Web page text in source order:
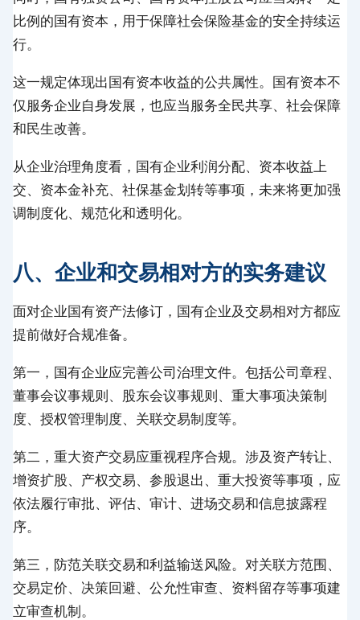
比例的国有资本，用于保障社会保险基金的安全持续运
行。
这一规定体现出国有资本收益的公共属性。国有资本不
仅服务企业自身发展，也应当服务全民共享、社会保障
和民生改善。
从企业治理角度看，国有企业利润分配、资本收益上
交、资本金补充、社保基金划转等事项，未来将更加强
调制度化、规范化和透明化。
八、企业和交易相对方的实务建议
面对企业国有资产法修订，国有企业及交易相对方都应
提前做好合规准备。
第一，国有企业应完善公司治理文件。包括公司章程、
董事会议事规则、股东会议事规则、重大事项决策制
度、授权管理制度、关联交易制度等。
第二，重大资产交易应重视程序合规。涉及资产转让、
增资扩股、产权交易、参股退出、重大投资等事项，应
依法履行审批、评估、审计、进场交易和信息披露程
序。
第三，防范关联交易和利益输送风险。对关联方范围、
交易定价、决策回避、公允性审查、资料留存等事项建
立审查机制。